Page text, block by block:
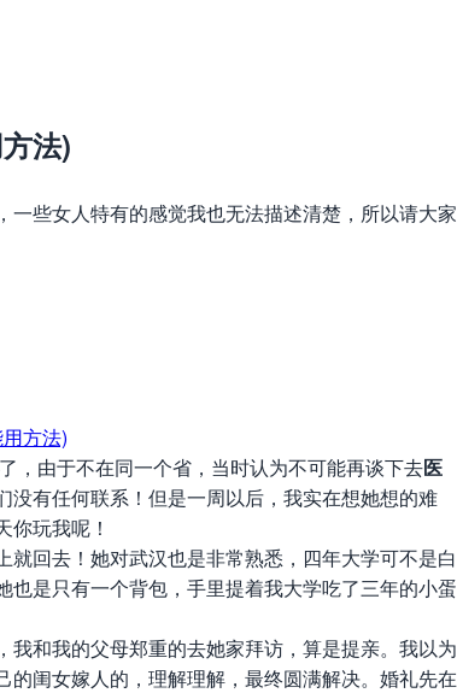
法)
些女人特有的感觉我也无法描述清楚，所以请大家
了，由于不在同一个省，当时认为不可能再谈下去医
有任何联系！但是一周以后，我实在想她想的难
玩我呢！
回去！她对武汉也是非常熟悉，四年大学可不是白
是只有一个背包，手里提着我大学吃了三年的小蛋
和我的父母郑重的去她家拜访，算是提亲。我以为
闺女嫁人的，理解理解，最终圆满解决。婚礼先在